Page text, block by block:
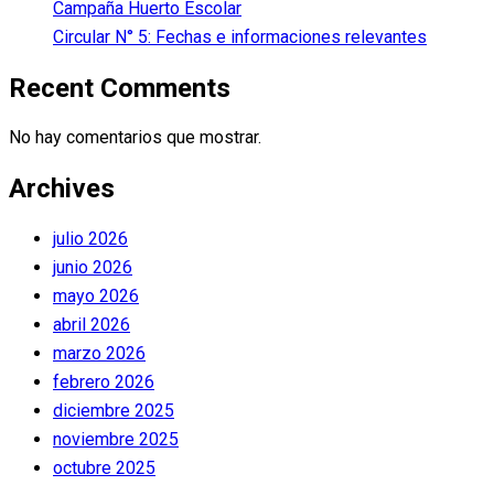
Campaña Huerto Escolar
Circular N° 5: Fechas e informaciones relevantes
Recent Comments
No hay comentarios que mostrar.
Archives
julio 2026
junio 2026
mayo 2026
abril 2026
marzo 2026
febrero 2026
diciembre 2025
noviembre 2025
octubre 2025